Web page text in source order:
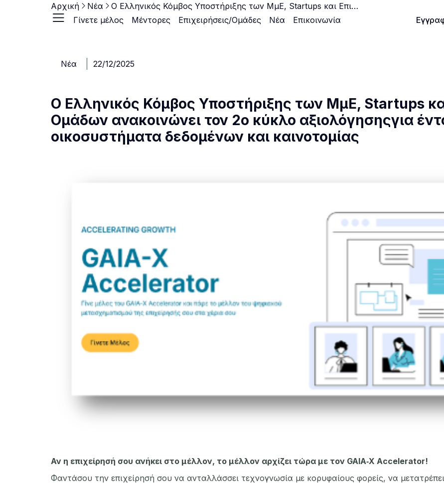
Γίνετε μέλος Μέντορες Επιχειρήσεις/Ομάδες Νέα Επικοινωνία
Αρχική Νέα Ο Ελληνικός Κόμβος Υποστήριξης των ΜμΕ, Startups και Επιχειρηματικών Ομάδων ανακοινώνει τον 2ο κύκλο αξιολόγησηςγια ένταξη στα ευρωπαϊκά οικοσυστήματα δεδομένων και καινοτομίας
Νέα 22/12/2025
Ο Ελληνικός Κόμβος Υποστήριξης των ΜμΕ, Startups
Ομάδων ανακοινώνει τον 2ο κύκλο αξιολόγησηςγια
οικοσυστήματα δεδομένων και καινοτομίας
Αν η επιχείρησή σου ανήκει στο μέλλον, το μέλλον αρχίζει τώρα με τον GAIA‑X Accelerator!
Φαντάσου την επιχείρησή σου να ανταλλάσσει τεχνογνωσία με κορυφαίους φορείς, να